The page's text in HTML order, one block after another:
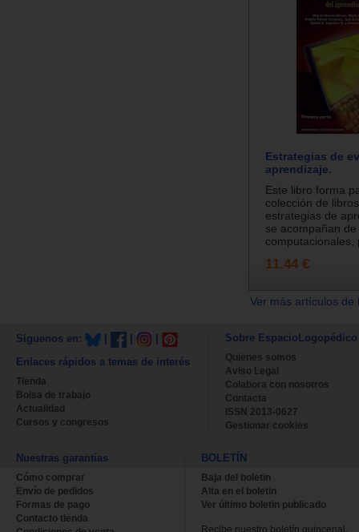
Estrategias de
aprendizaje.
Este libro forma
colección de
estrategias de
se acompañan
computacionales,
11.44 €
Ver más artículos
Síguenos en:
Enlaces rápidos a temas de interés
Tienda
Bolsa de trabajo
Actualidad
Cursos y congresos
Sobre EspacioLogopédico
Quienes somos
Aviso Legal
Colabora con nosotros
Contacta
ISSN 2013-0627
Gestionar cookies
Nuestras garantías
Cómo comprar
Envío de pedidos
Formas de pago
Contacto tienda
BOLETÍN
Baja del boletin
Alta en el boletin
Ver último boletin publicado
Recibe nuestro boletín quincenal.